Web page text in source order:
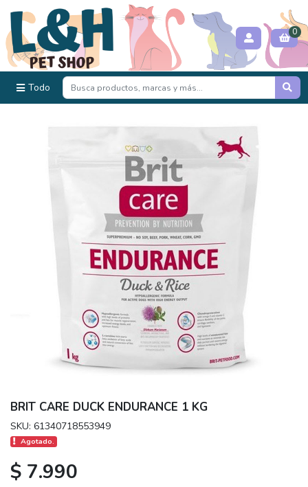
Todo
0
BRIT CARE DUCK ENDURANCE 1 KG
SKU: 61340718553949
Agotado.
$ 7.990